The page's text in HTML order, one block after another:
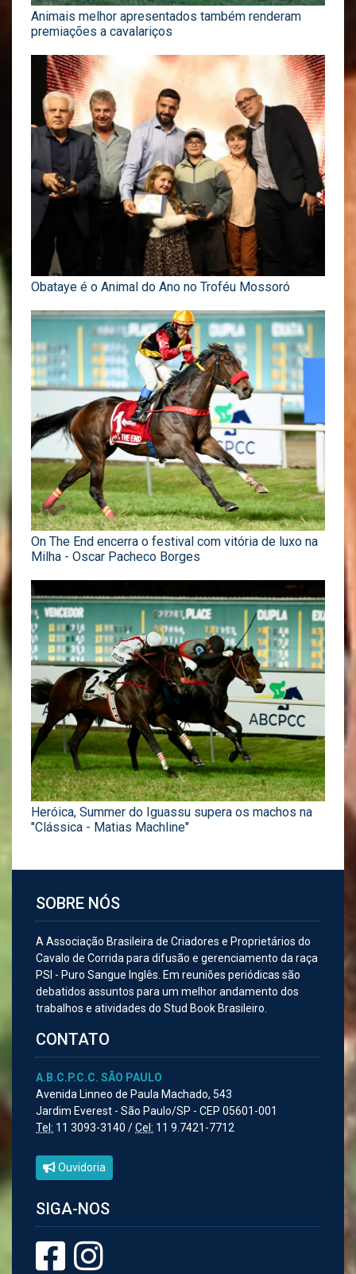
Animais melhor apresentados também renderam
premiações a cavalariços
Obataye é o Animal do Ano no Troféu Mossoró
On The End encerra o festival com vitória de luxo na
Milha - Oscar Pacheco Borges
Heróica, Summer do Iguassu supera os machos na
"Clássica - Matias Machline"
SOBRE NÓS
A Associação Brasileira de Criadores e Proprietários do
Cavalo de Corrida para difusão e gerenciamento da raça
PSI - Puro Sangue Inglês. Em reuniões periódicas são
debatidos assuntos para um melhor andamento dos
trabalhos e atividades do Stud Book Brasileiro.
CONTATO
A.B.C.P.C.C. SÃO PAULO
Avenida Linneo de Paula Machado, 543
Jardim Everest - São Paulo/SP - CEP 05601-001
Tel: 11 3093-3140 /Cel: 11 9.7421-7712
Ouvidoria
SIGA-NOS